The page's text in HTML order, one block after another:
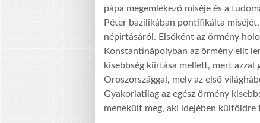
pápa megemlékező miséje és a
Péter bazilikában pontifikálta
népirtásáról. Elsőként az örmény
Konstantinápolyban az örmény elit
kisebbség kiirtása mellett, mert
Oroszországgal, mely az első
Gyakorlatilag az egész örmény
menekült meg, aki idejében külföldre